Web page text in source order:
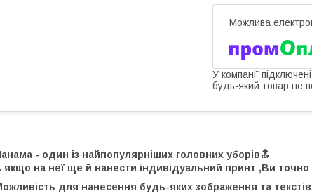
У компанії
будь-який товар не
- один із найпопулярніших головних уборів🔝
якщо на неї ще й нанести індивідуальний принт ,Ви
для нанесення будь-яких зображення та